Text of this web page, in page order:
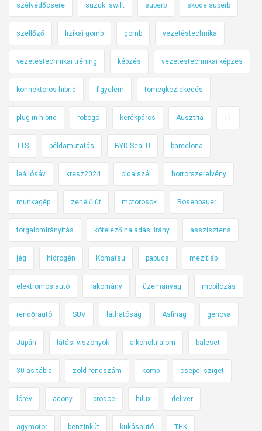
szélvédőcsere suzuki swift superb skoda superb
szellőző fizikai gomb gomb vezetéstechnika
vezetéstechnikai tréning képzés vezetéstechnikai képzés
konnektoros hibrid figyelem tömegközlekedés
plug-in hibrid robogó kerékpáros Ausztria TT
TTS példamutatás BYD Seal U barcelona
leállósáv kresz2024 oldalszél horrorszerelvény
munkagép zenélő út motorosok Rosenbauer
forgalomirányítás kötelező haladási irány asszisztens
jég hidrogén Komatsu papucs mezítláb
elektromos autó rakomány üzemanyag mobilozás
rendőrautó SUV láthatóság Asfinag genova
Japán látási viszonyok alkoholtilalom baleset
30-as tábla zöld rendszám komp csepel-sziget
lórév adony proace hilux deliver
agymotor benzinkút kukásautó THK